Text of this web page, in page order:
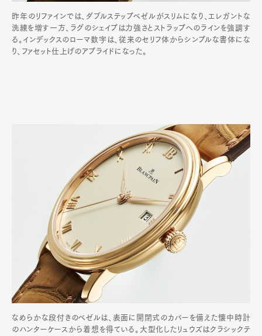
昨年のリファインでは、ダブルステップベゼルがスリムになり、エレガントな
洗練を増す一方、ラグのシェイプは力強さとストラップへのラインを強調す
る。インデックスのローマ数字は、従来のセリフ体からシンプルな書体にな
り、ファセット仕上げのアプライドになった。
なめらかな段付きのベゼルは、表面に開閉式のカバーを備えた懐中時計
のハンターケースから着想を得ている。大型化したリュウズはクラシックテ